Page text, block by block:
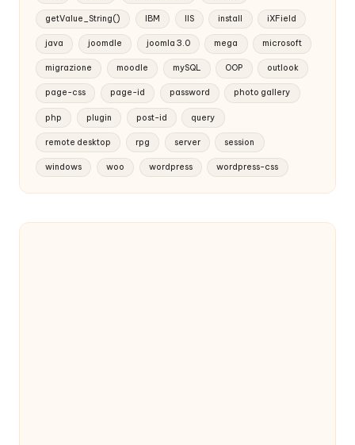
getValue_String() IBM IIS install iXField
java joomdle joomla 3.0 mega microsoft
migrazione moodle mySQL OOP outlook
page-css page-id password photo gallery
php plugin post-id query
remote desktop rpg server session
windows woo wordpress wordpress-css